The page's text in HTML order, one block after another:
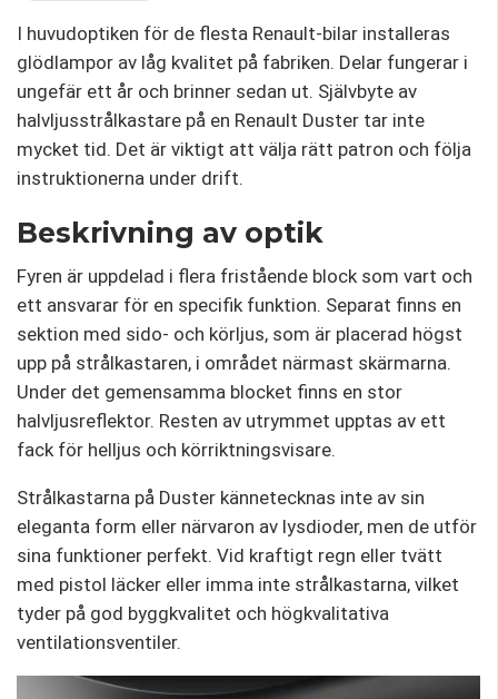
I huvudoptiken för de flesta Renault-bilar installeras
glödlampor av låg kvalitet på fabriken. Delar fungerar i
ungefär ett år och brinner sedan ut. Självbyte av
halvljusstrålkastare på en Renault Duster tar inte
mycket tid. Det är viktigt att välja rätt patron och följa
instruktionerna under drift.
Beskrivning av optik
Fyren är uppdelad i flera fristående block som vart och
ett ansvarar för en specifik funktion. Separat finns en
sektion med sido- och körljus, som är placerad högst
upp på strålkastaren, i området närmast skärmarna.
Under det gemensamma blocket finns en stor
halvljusreflektor. Resten av utrymmet upptas av ett
fack för helljus och körriktningsvisare.
Strålkastarna på Duster kännetecknas inte av sin
eleganta form eller närvaron av lysdioder, men de utför
sina funktioner perfekt. Vid kraftigt regn eller tvätt
med pistol läcker eller imma inte strålkastarna, vilket
tyder på god byggkvalitet och högkvalitativa
ventilationsventiler.